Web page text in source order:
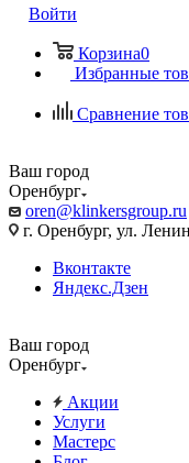
Войти
Корзина0
Избранные
Сравнение
Ваш город
Оренбург
oren@klinkersgroup.ru
г. Оренбург, ул.
Вконтакте
Яндекс.Дзен
Ваш город
Оренбург
Акции
Услуги
Мастерс